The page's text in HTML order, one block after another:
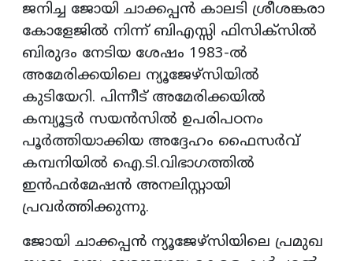
ജനിച്ച ജോയി ചാക്കപ്പന്‍ കാലടി ശ്രീശങ്കരാ
കോളേജില്‍ നിന്ന് ബിഎസ്സി ഫിസിക്സില്‍
ബിരുദം നേടിയ ശേഷം 1983-ല്‍
അമേരിക്കയിലെ ന്യൂജേഴ്സിയില്‍
കുടിയേറി. പിന്നീട് അമേരിക്കയില്‍
കമ്പ്യൂട്ടര്‍ സയന്‍സില്‍ ഉപരിപഠനം
പൂര്‍ത്തിയാക്കിയ അദ്ദേഹം ഫൈസര്‍വ്
കമ്പനിയില്‍ ഐ.ടി.വിഭാഗത്തില്‍
ഇന്‍ഫര്‍മേഷന്‍ അനലിസ്റ്റായി
പ്രവര്‍ത്തിക്കുന്നു.
ജോയി ചാക്കപ്പന്‍ ന്യൂജേഴ്സിയിലെ പ്രമുഖ